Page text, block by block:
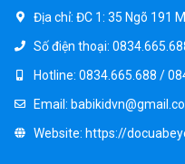
Xe ô tô
2.850.000
Xe máy
Địa chỉ: ĐC 1: 35 Ngõ 191
Số điện thoại:
Hotline: 0834.665.688 /
Email:
Website: https://